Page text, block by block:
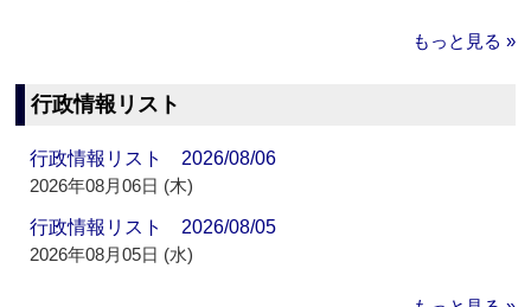
もっと見る »
行政情報リスト
行政情報リスト 2026/08/06
2026年08月06日 (木)
行政情報リスト 2026/08/05
2026年08月05日 (水)